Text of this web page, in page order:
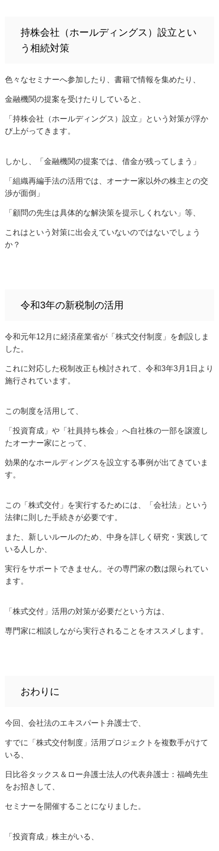
持株会社（ホールディングス）設立とい
う相続対策
色々なセミナーへ参加したり、書籍で情報を集めたり、
金融機関の提案を受けたりしていると、
「持株会社（ホールディングス）設立」という対策が浮か
び上がってきます。
しかし、「金融機関の提案では、借金が残ってしまう」
「組織再編手法の活用では、オーナー家以外の株主との交
渉が面倒」
「顧問の先生は具体的な解決策を提示しくれない」等、
これはという対策に出会えていないのではないでしょう
か？
令和3年の新税制の活用
令和元年12月に経済産業省が「株式交付制度」を創設しま
した。
これに対応した税制改正も検討されて、令和3年3月1日より
施行されています。
この制度を活用して、
「投資育成」や「社員持ち株会」へ自社株の一部を譲渡し
たオーナー家にとって、
効果的なホールディングスを設立する事例が出てきていま
す。
この「株式交付」を実行するためには、「会社法」という
法律に則した手続きが必要です。
また、新しいルールのため、中身を詳しく研究・実践して
いる人しか、
実行をサポートできません。その専門家の数は限られてい
ます。
「株式交付」活用の対策が必要だという方は、
専門家に相談しながら実行されることをオススメします。
おわりに
今回、会社法のエキスパート弁護士で、
すでに「株式交付制度」活用プロジェクトを複数手がけて
いる、
日比谷タックス＆ロー弁護士法人の代表弁護士：福崎先生
をお招きして、
セミナーを開催することになりました。
「投資育成」株主がいる、